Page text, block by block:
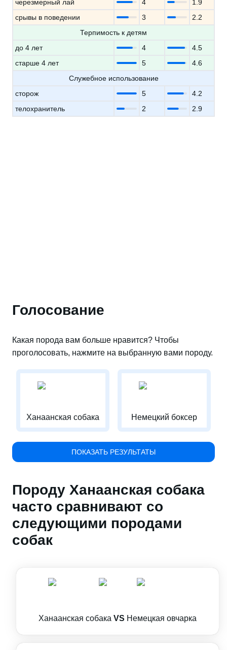
черезмерный лай
4
1.9
срывы в поведении
3
2.2
Терпимость к детям
до 4 лет
4
4.5
старше 4 лет
5
4.6
Служебное использование
сторож
5
4.2
телохранитель
2 2.9
Голосование
Какая порода вам больше нравится? Чтобы
проголосовать, нажмите на выбранную вами породу.
Ханаанская собака Немецкий боксер
ПОКАЗАТЬ РЕЗУЛЬТАТЫ
Породу Ханаанская собака
часто сравнивают со
следующими породами
собак
Ханаанская собака VS Немецкая овчарка